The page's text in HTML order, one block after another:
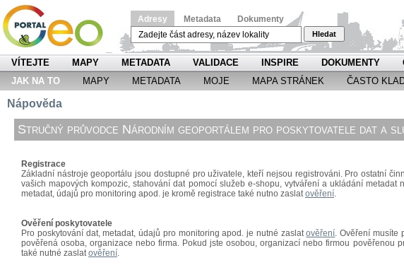
Adresy Metadata Dokumenty
Hledat
VÍTEJTE MAPY METADATA VALIDACE INSPIRE DOKUMENTY
JAK NA TO
MAPY METADATA MOJE MAPA STRÁNEK ČASTO
Nápověda
Stručný průvodce Národním geoportálem pro poskytovatele dat a
Registrace
Základní nástroje geoportálu jsou dostupné pro uživatele, kteří nejsou registrováni. Pro ostatní
vašich mapových kompozic, stahování dat pomocí služeb e-shopu, vytváření a ukládání metadat
metadat, údajů pro monitoring apod. je kromě registrace také nutno zaslatověření.
Ověření poskytovatele
Pro poskytování dat, metadat, údajů pro monitoring apod. je nutné zaslatověření. Ověření musíte
pověřená osoba, organizace nebo firma. Pokud jste osobou, organizací nebo firmou pověřenou
také nutné zaslatověření.